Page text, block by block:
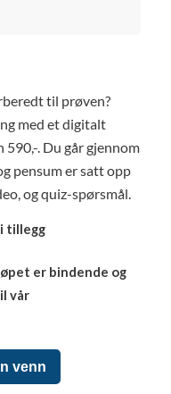
til prøven?
med et digitalt
. Du går gjennom
pensum er satt opp
og quiz-spørsmål.
tillegg
er bindende og
vår
venn